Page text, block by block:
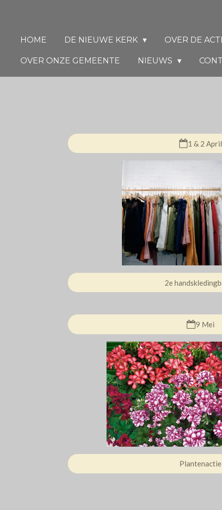
hoofdinhoud
HOME DE NIEUWE KERK OVER DE
OVER ONZE GEMEENTE NIEUWS
1 & 2 April
2e
9 Mei
Plantenactie